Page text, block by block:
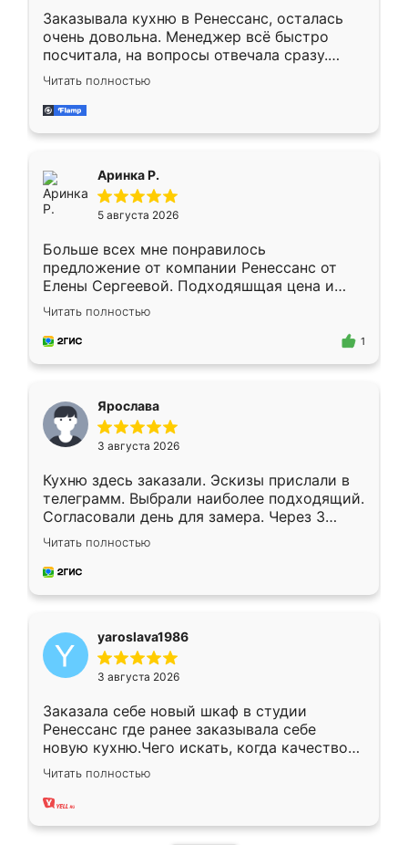
Заказывала кухню в Ренессанс, осталась
очень довольна. Менеджер всё быстро
посчитала, на вопросы отвечала сразу.
Замерщик приехал в субботу, подошёл к
делу со всей ответственностью. Собрали
за день, ребята работали аккуратно, даже
Читать полностью
Аринка Р.
5 августа 2026
Больше всех мне понравилось
предложение от компании Ренессанс от
Елены Сергеевой. Подходяшщая цена и
короткие сроки изготовления. Приехавший
для замера сотрудник Владислав
предложил по моему эскизу самый
Читать полностью
1
Ярослава
3 августа 2026
Кухню здесь заказали. Эскизы прислали в
телеграмм. Выбрали наиболее подходящий.
Согласовали день для замера. Через 3
недели кухня была уже готова. Остались
довольны работой. Спасибо Ренессанс
мебель за качественную работу!
Читать полностью
yaroslava1986
3 августа 2026
Заказала себе новый шкаф в студии
Ренессанс где ранее заказывала себе
новую кухню.Чего искать, когда качеством
вполне довольна. Служит кухня уже почти
два года, нареканий нет.
Читать полностью